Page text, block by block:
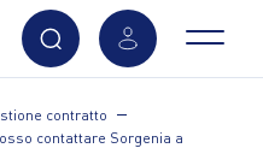
contratto
contattare Sorgenia a